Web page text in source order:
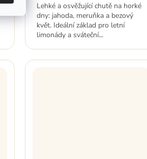
Lehké a osvěžující chutě na horké
dny: jahoda, meruňka a bezový
květ. Ideální základ pro letní
limonády a sváteční...